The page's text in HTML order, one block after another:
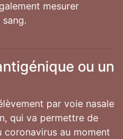
mesurer
ou un
par voie nasale
qui va permettre de
au moment